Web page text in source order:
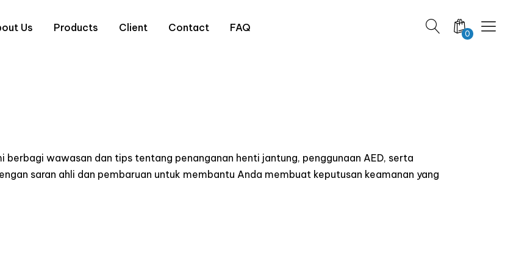
Us Products Client Contact FAQ 0
wawasan dan tips tentang penanganan henti jantung, penggunaan AED, serta
saran ahli dan pembaruan untuk membantu Anda membuat keputusan keamanan yang